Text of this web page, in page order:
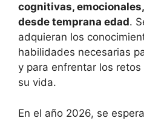
cognitivas,
desde temprana edad.
adquieran los
habilidades necesarias
y para enfrentar los
su vida.
En el año 2026, se